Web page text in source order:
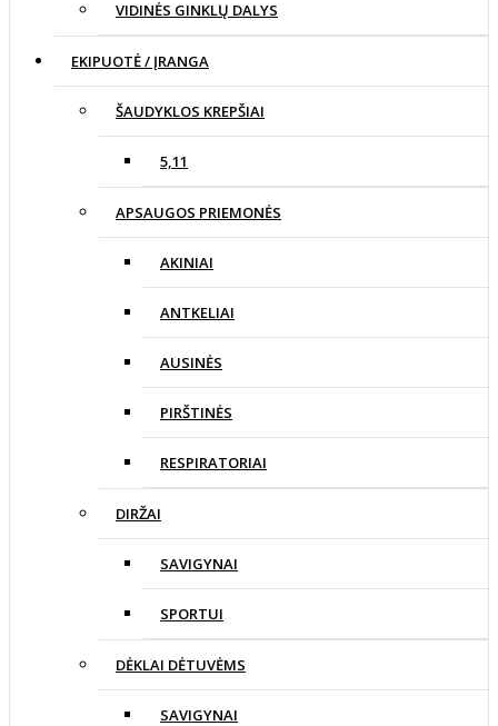
VIDINĖS GINKLŲ DALYS
EKIPUOTĖ / ĮRANGA
ŠAUDYKLOS KREPŠIAI
5,11
APSAUGOS PRIEMONĖS
AKINIAI
ANTKELIAI
AUSINĖS
PIRŠTINĖS
RESPIRATORIAI
DIRŽAI
SAVIGYNAI
SPORTUI
DĖKLAI DĖTUVĖMS
SAVIGYNAI